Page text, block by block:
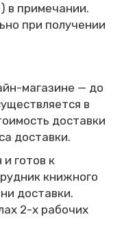
в примечании.
при получении
магазине — до
в
доставки
доставки.
готов к
книжного
доставки.
2-х рабочих